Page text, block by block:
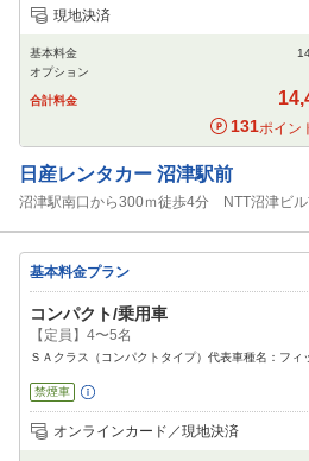
追加可能オプション
カーナビ
現地決済
基本料金
オプション
合計料金
131ポイン
日産レンタカー 沼津駅前
沼津駅南口から300ｍ徒歩4分 NTT沼津ビ
基本料金プラン
コンパクト/乗用車
【定員】4〜5名
ＳＡクラス（コンパクトタイプ）代表車種名：フィ
禁煙車
追加可能オプション
（次画面で選択ができます）
オンラインカード／現地決済